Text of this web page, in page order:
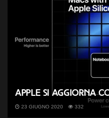
Apple si aggiorna
23 GIUGNO 2020 332